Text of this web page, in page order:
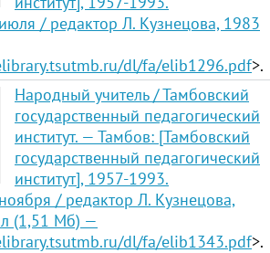
/ редактор Л. Кузнецова, 1983
dl/fa/elib1296.pdf>.
Народный учитель / Тамбовский
государственный педагогический
институт. — Тамбов: [Тамбовский
государственный педагогический
институт], 1957-1993.
/ редактор Л. Кузнецова,
(1,51 Мб) —
dl/fa/elib1343.pdf>.